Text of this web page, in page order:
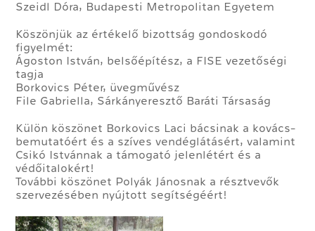
Szeidl Dóra, Budapesti Metropolitan Egyetem
Köszönjük az értékelő bizottság gondoskodó
figyelmét:
Ágoston István, belsőépítész, a FISE vezetőségi
tagja
Borkovics Péter, üvegművész
File Gabriella, Sárkányeresztő Baráti Társaság
Külön köszönet Borkovics Laci bácsinak a kovács-
bemutatóért és a szíves vendéglátásért, valamint
Csikó Istvánnak a támogató jelenlétért és a
védőitalokért!
További köszönet Polyák Jánosnak a résztvevők
szervezésében nyújtott segítségéért!